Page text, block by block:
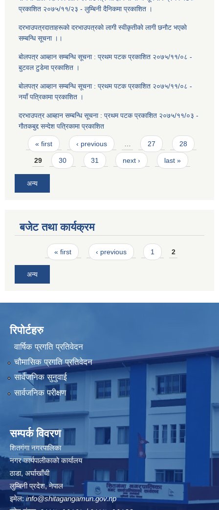
प्रकाशित २०७५/११/२३ - लुम्बिनी दैनिकमा प्रकाशित ।
दरभाउपत्रदाताहरूकाे दरभाउपत्रकाे लागी स्वीकृतीकाे लागी छनाैट भएकाे
सम्बन्धि सूचना ।।
बाेलपत्र आब्हान सम्बन्धि सूचना : प्रथम पटक प्रकाशित २०७५/११/०८ -
बुटवल टुडेमा प्रकाशित ।
बाेलपत्र आब्हान सम्बन्धि सूचना : प्रथम पटक प्रकाशित २०७५/११/०८ -
नयाँ पत्रिकामा प्रकाशित ।
दरभाउपत्र आब्हान सम्बन्धि सूचना : प्रथम पटक प्रकाशित २०७५/११/०३ -
गाैतकबुद्द सन्देश पत्रिकामा प्रकाशित
Pages
« first ‹ previous … 27 28
29 30 31 next › last »
अन्य
बजेट तथा कार्यक्रम
Pages« first ‹ previous 1 2
अन्य
रिपोर्टहरु
वार्षिक प्रगति प्रतिवेदन
चौमासिक प्रगति प्रतिवेदन
सार्वजनिक सुनुवाई
सार्वजनिक परीक्षण
सम्पर्क विवरण
शितगंगा नगरपालिका
नगर कार्यपालीकाकाे कार्यालय
ठाडा, अर्घाखाँची
लुम्बिनी प्रदेश, नेपाल
इमेल: info@shitagangamun.gov.np